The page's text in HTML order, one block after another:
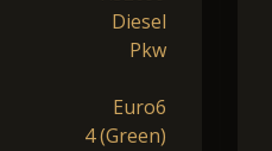
Diesel
Pkw
Euro6
4 (Green)